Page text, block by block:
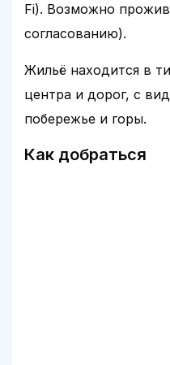
Fi). Возможно
согласованию).
Жильё находится в
центра и дорог, с
побережье и горы.
Как добраться